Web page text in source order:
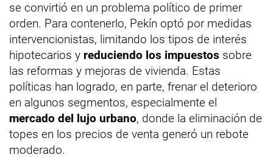
se convirtió en un problema político de primer
orden. Para contenerlo, Pekín optó por medidas
intervencionistas, limitando los tipos de interés
hipotecarios y reduciendo los impuestos sobre
las reformas y mejoras de vivienda. Estas
políticas han logrado, en parte, frenar el deterioro
en algunos segmentos, especialmente el
mercado del lujo urbano, donde la eliminación de
topes en los precios de venta generó un rebote
moderado.